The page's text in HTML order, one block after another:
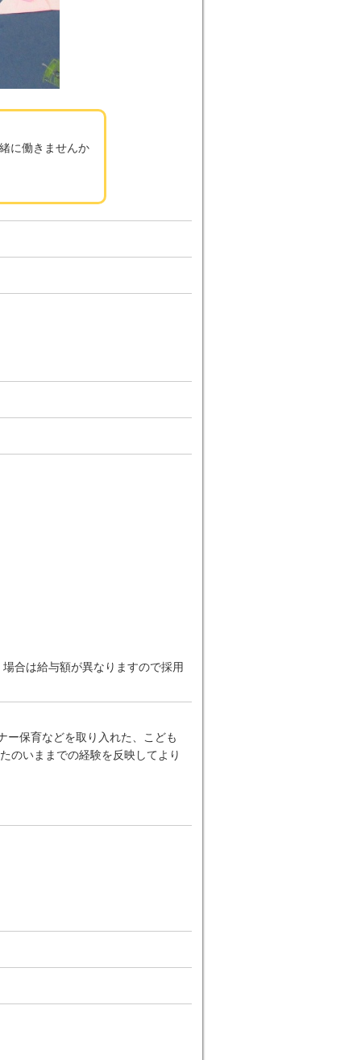
に働きませんか
合は給与額が異なりますので採用
ー保育などを取り入れた、こども
のいままでの経験を反映してより